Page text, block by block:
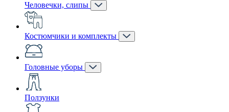
Человечки, слипы
Костюмчики и комплекты
Головные уборы
Ползунки